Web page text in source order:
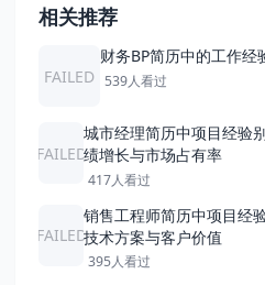
相关推荐
FAILED
财务BP简历中的工作经
539人看过
FAILED
城市经理简历中项目经验
绩增长与市场占有率
417人看过
FAILED
销售工程师简历中项目经
技术方案与客户价值
395人看过